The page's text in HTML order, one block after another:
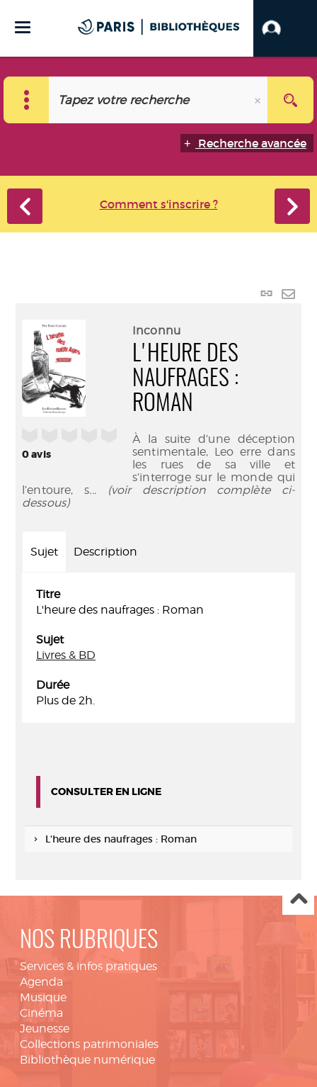
Recherche avancée
Comment s'inscrire ?
Lien
0avis
Inconnu
L'HEURE DES
NAUFRAGES :
ROMAN
À la suite d’une déception
sentimentale, Leo erre dans
les rues de sa ville et
s’interroge sur le monde qui
l’entoure, s... (voir description complète ci-
dessous)
Sujet Description
Titre
L'heure des naufrages : Roman
Sujet
Livres & BD
Durée
Plus de 2h.
CONSULTER EN LIGNE
L'heure des naufrages : Roman
NOS RUBRIQUES
Services & infos pratiques
Agenda
Musique
Cinéma
Jeunesse
Collections patrimoniales
Bibliothèque numérique